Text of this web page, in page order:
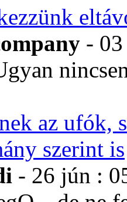
-
az ufók,
szerint is
- 26 jún :